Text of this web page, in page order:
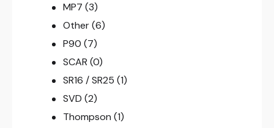
MP7 (3)
Other (6)
P90 (7)
SCAR (0)
SR16 / SR25 (1)
SVD (2)
Thompson (1)